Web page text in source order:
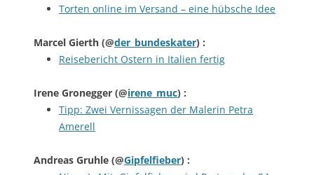
Torten online im Versand – eine hübsche Idee
Marcel Gierth (@der_bundeskater) :
Reisebericht Ostern in Italien fertig
Irene Gronegger (@irene_muc) :
Tipp: Zwei Vernissagen der Malerin Petra
Amerell
Andreas Gruhle (@Gipfelfieber) :